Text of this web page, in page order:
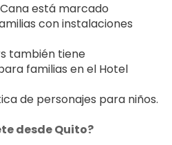
está marcado
con instalaciones
también tiene
familias en el Hotel
de personajes para niños.
desde Quito?